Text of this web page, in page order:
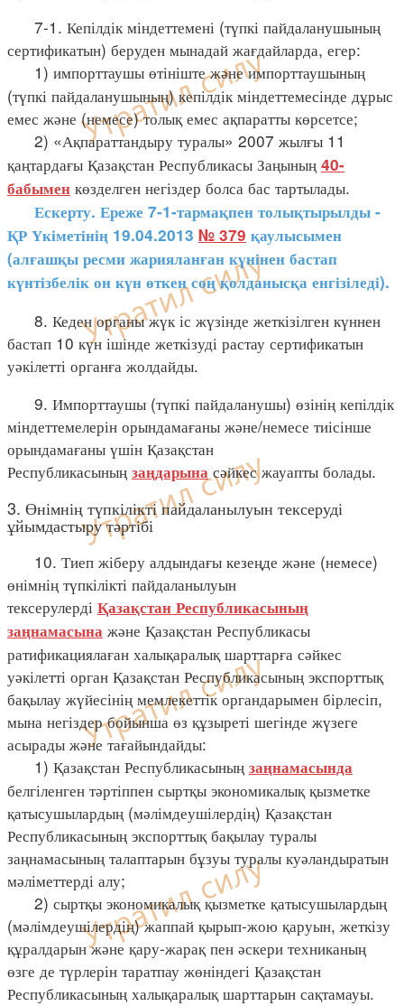
7-1. Кепілдік міндеттемені (түпкі пайдаланушының
сертификатын) беруден мынадай жағдайларда, егер:
1) импорттаушы өтініште және импорттаушының
(түпкі пайдаланушының) кепілдік міндеттемесінде дұрыс
емес және (немесе) толық емес ақпаратты көрсетсе;
2) «Ақпараттандыру туралы» 2007 жылғы 11
қаңтардағы Қазақстан Республикасы Заңының 40-
бабымен көзделген негіздер болса бас тартылады.
Ескерту. Ереже 7-1-тармақпен толықтырылды -
ҚР Үкіметінің 19.04.2013 № 379 қаулысымен
(алғашқы ресми жарияланған күнінен бастап
күнтізбелік он күн өткен соң қолданысқа енгізіледі).
8. Кеден органы жүк іс жүзінде жеткізілген күннен
бастап 10 күн ішінде жеткізуді растау сертификатын
уәкілетті органға жолдайды.
9. Импорттаушы (түпкі пайдаланушы) өзінің кепілдік
міндеттемелерін орындамағаны және/немесе тиісінше
орындамағаны үшін Қазақстан
Республикасының заңдарына сәйкес жауапты болады.
3. Өнімнің түпкілікті пайдаланылуын тексеруді
ұйымдастыру тәртібі
10. Тиеп жіберу алдындағы кезеңде және (немесе)
өнімнің түпкілікті пайдаланылуын
тексерулерді Қазақстан Республикасының
заңнамасына және Қазақстан Республикасы
ратификациялаған халықаралық шарттарға сәйкес
уәкілетті орган Қазақстан Республикасының экспорттық
бақылау жүйесінің мемлекеттік органдарымен бірлесіп,
мына негіздер бойынша өз құзыреті шегінде жүзеге
асырады және тағайындайды:
1) Қазақстан Республикасының заңнамасында
белгіленген тәртіппен сыртқы экономикалық қызметке
қатысушылардың (мәлімдеушілердің) Қазақстан
Республикасының экспорттық бақылау туралы
заңнамасының талаптарын бұзуы туралы куәландыратын
мәліметтерді алу;
2) сыртқы экономикалық қызметке қатысушылардың
(мәлімдеушілердің) жаппай қырып-жою қаруын, жеткізу
құралдарын және қару-жарақ пен әскери техниканың
өзге де түрлерін таратпау жөніндегі Қазақстан
Республикасының халықаралық шарттарын сақтамауы.